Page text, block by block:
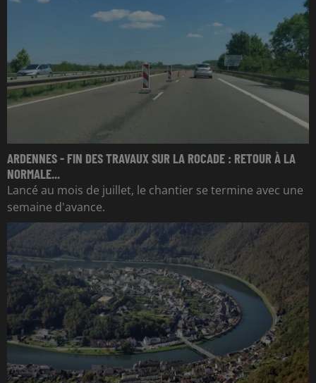
ARDENNES - FIN DES TRAVAUX SUR LA ROCADE : RETOUR À LA
NORMALE...
Lancé au mois de juillet, le chantier se termine avec une
semaine d'avance.